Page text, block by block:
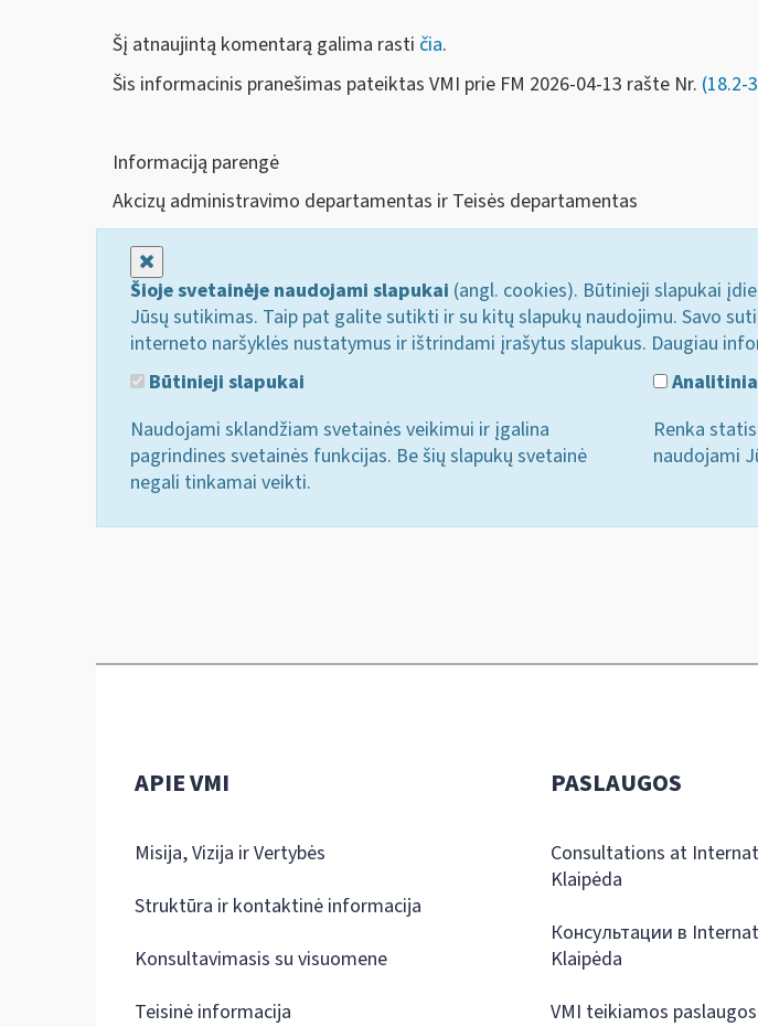
Šį atnaujintą komentarą galima rasti čia.
Šis informacinis pranešimas pateiktas VMI prie FM 2026-04-13 rašte Nr. (18.2-
Informaciją parengė
Akcizų administravimo departamentas ir Teisės departamentas
Šioje svetainėje naudojami slapukai (angl. cookies). Būtinieji slapukai
Jūsų sutikimas. Taip pat galite sutikti ir su kitų slapukų naudojimu. Savo
interneto naršyklės nustatymus ir ištrindami įrašytus slapukus. Daugiau
Būtinieji slapukai
Naudojami sklandžiam svetainės veikimui ir įgalina
pagrindines svetainės funkcijas. Be šių slapukų svetainė
negali tinkamai veikti.
Renka
naudojami
APIE VMI
Misija, Vizija ir Vertybės
Struktūra ir kontaktinė informacija
Konsultavimasis su visuomene
Teisinė informacija
PASLAUGOS
Consultations at
Klaipėda
Консультации в
Klaipėda
VMI teikiamos paslaugos